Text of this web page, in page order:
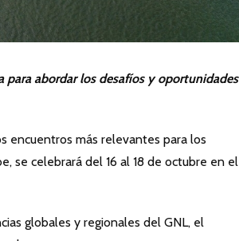
abordar los desafíos y oportunidades
encuentros más relevantes para los
se celebrará del 16 al 18 de octubre en el
globales y regionales del GNL, el